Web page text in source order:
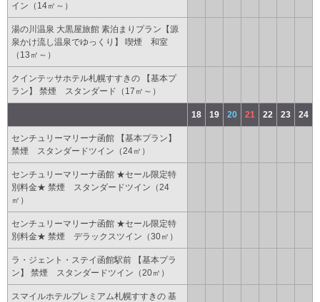
イン（14㎡～）
湯の川温泉 大黒屋旅館 素泊まりプラン【源
泉かけ流し温泉でゆっくり】 喫煙 和室
（13㎡～）
クインテッサホテル札幌すすきの 【基本プ
ラン】 禁煙 スタンダード（17㎡～）
18 19 20 21 22 23 24
センチュリーマリーナ函館 【基本プラン】
禁煙 スタンダードツイン（24㎡）
センチュリーマリーナ函館 ★セール限定特
別料金★ 禁煙 スタンダードツイン（24
㎡）
センチュリーマリーナ函館 ★セール限定特
別料金★ 禁煙 デラックスツイン（30㎡）
ラ・ジェント・ステイ函館駅前 【基本プラ
ン】 禁煙 スタンダードツイン（20㎡）
スマイルホテルプレミアム札幌すすきの 基